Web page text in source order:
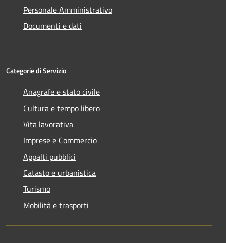
Personale Amministrativo
Documenti e dati
Categorie di Servizio
Anagrafe e stato civile
Cultura e tempo libero
Vita lavorativa
Imprese e Commercio
Appalti pubblici
Catasto e urbanistica
Turismo
Mobilità e trasporti